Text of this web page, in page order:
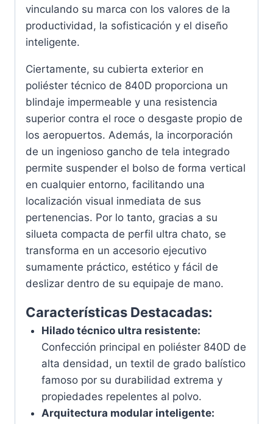
vinculando su marca con los valores de la
productividad, la sofisticación y el diseño
inteligente.
Ciertamente, su cubierta exterior en
poliéster técnico de 840D proporciona un
blindaje impermeable y una resistencia
superior contra el roce o desgaste propio de
los aeropuertos. Además, la incorporación
de un ingenioso gancho de tela integrado
permite suspender el bolso de forma vertical
en cualquier entorno, facilitando una
localización visual inmediata de sus
pertenencias. Por lo tanto, gracias a su
silueta compacta de perfil ultra chato, se
transforma en un accesorio ejecutivo
sumamente práctico, estético y fácil de
deslizar dentro de su equipaje de mano.
Características Destacadas:
Hilado técnico ultra resistente:
Confección principal en poliéster 840D de
alta densidad, un textil de grado balístico
famoso por su durabilidad extrema y
propiedades repelentes al polvo.
Arquitectura modular inteligente: